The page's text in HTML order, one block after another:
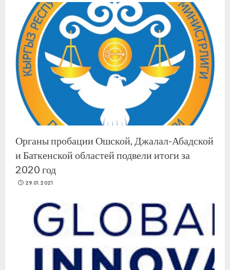
Органы пробации Ошской, Джалал-Абадской
и Баткенской областей подвели итоги за
2020 год
29.01.2021